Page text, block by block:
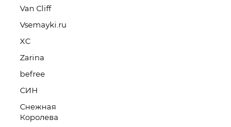
Van Cliff
Vsemayki.ru
XC
Zarina
befree
СИН
Снежная
Королева